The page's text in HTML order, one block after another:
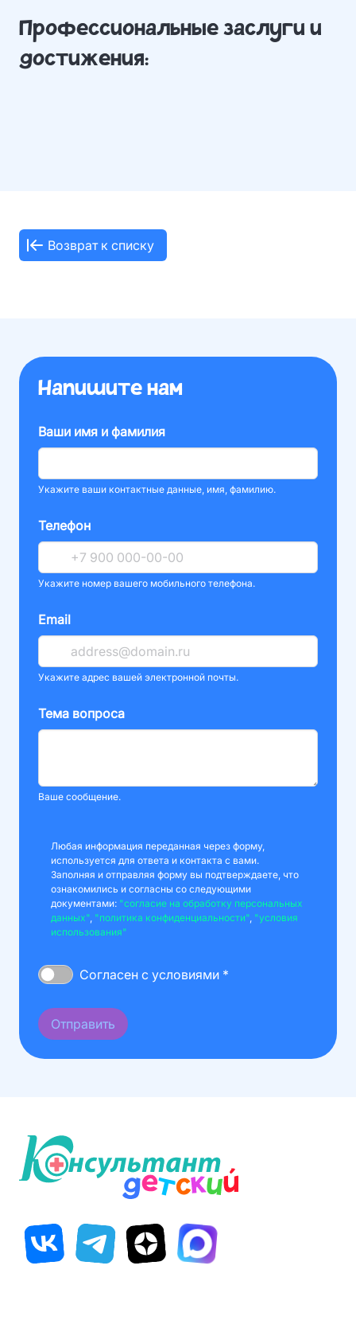
Профессиональные заслуги и
достижения:
Возврат к списку
Напишите нам
Ваши имя и фамилия
Укажите ваши контактные данные, имя, фамилию.
Телефон
Укажите номер вашего мобильного телефона.
Email
Укажите адрес вашей электронной почты.
Тема вопроса
Ваше сообщение.
Любая информация переданная через форму,
используется для ответа и контакта с вами.
Заполняя и отправляя форму вы подтверждаете, что
ознакомились и согласны со следующими
документами: "согласие на обработку персональных
данных" "политика конфиденциальности" "условия
использования"
Согласен с условиями *
Отправить